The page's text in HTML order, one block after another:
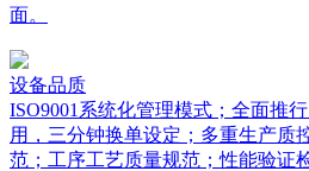
面。
设备品质
ISO9001系统化管理模式；全面推
用，三分钟换单设定；多重生产质
范；工序工艺质量规范；性能验证